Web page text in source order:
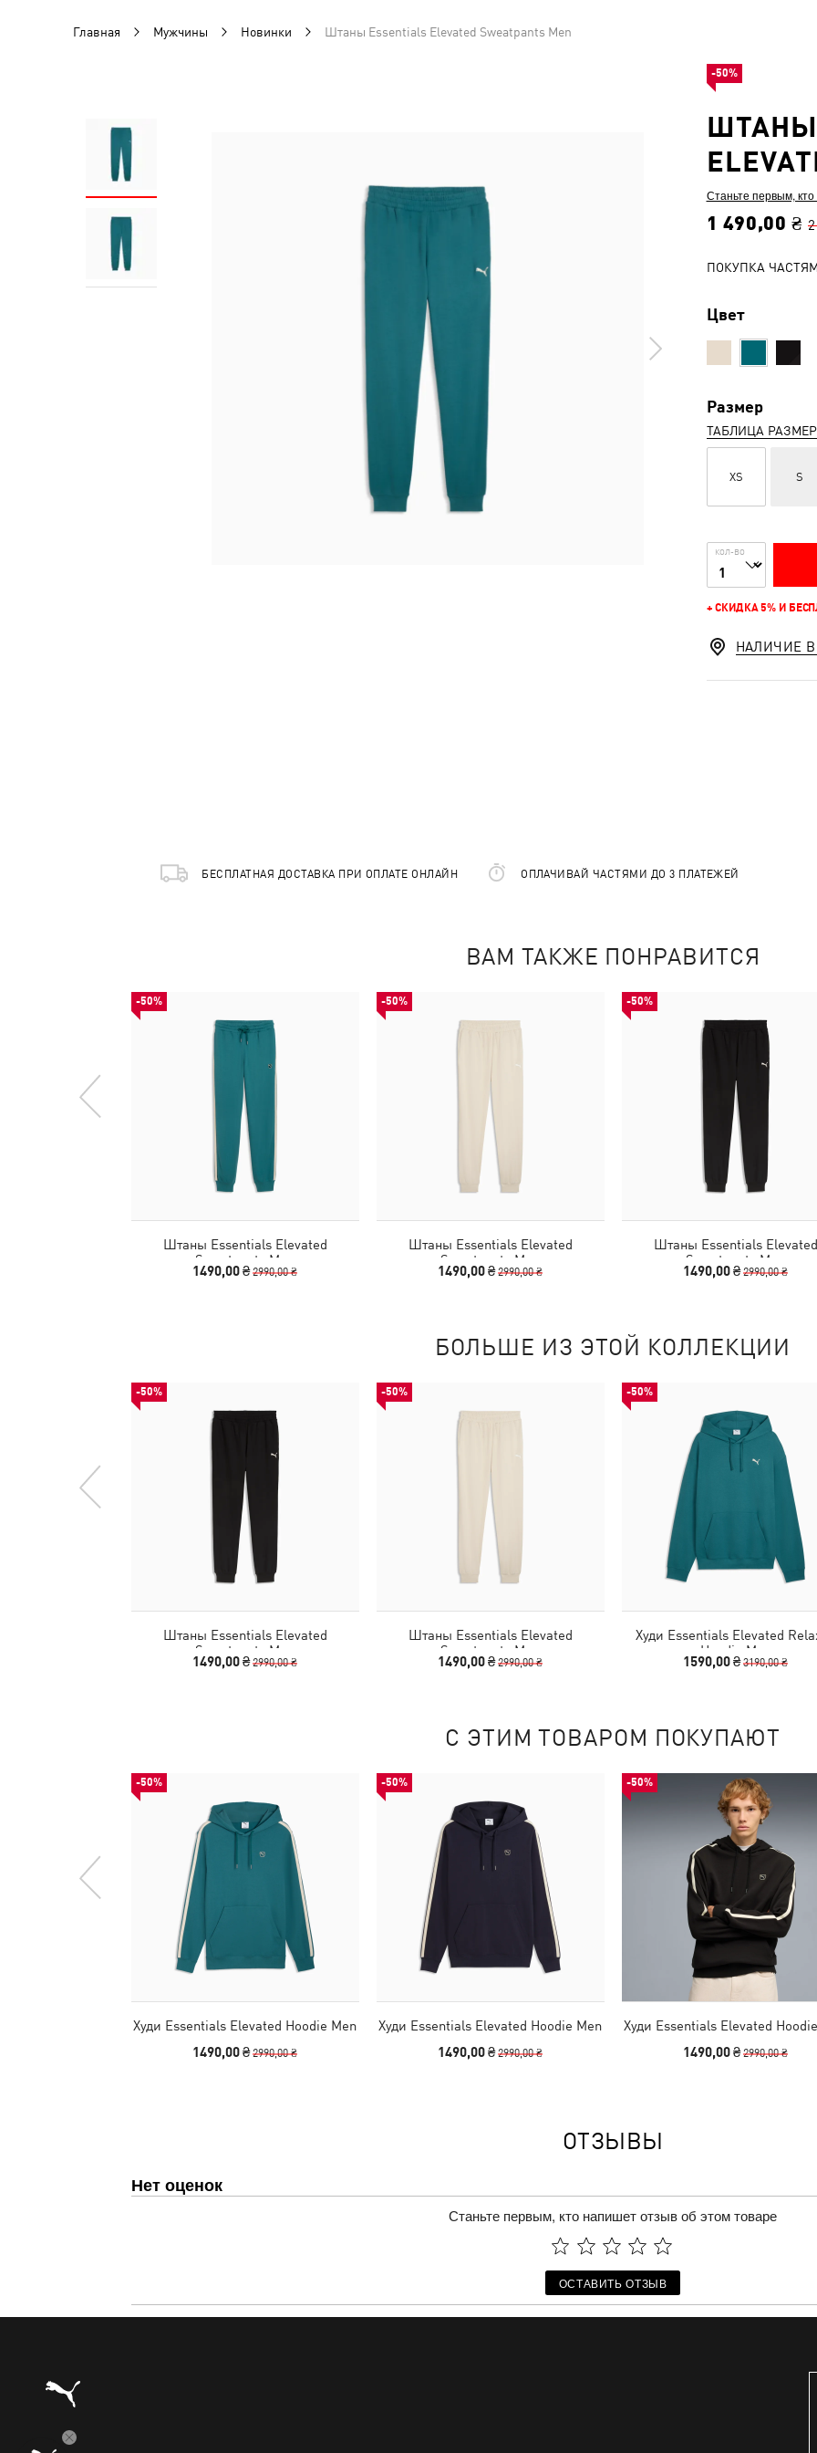
Главная Мужчины Новинки Штаны Essentials Elevated Sweatpants Men
ШТАНЫ
Станьте первым,
1 490,00 ₴
ПОКУПКА
Цвет
Размер
ТАБЛИЦА
XS S
КОЛ-ВО
+ СКИДКА 5% И
-50%
НАЛИЧИЕ
БЕСПЛАТНАЯ ДОСТАВКА ПРИ ОПЛАТЕ ОНЛАЙН ОПЛАЧИВАЙ ЧАСТЯМИ ДО 3 ПЛАТЕЖЕЙ
ВАМ ТАКЖЕ ПОНРАВИТСЯ
-50%
Штаны Essentials Elevated
Sweatpants Men
1490,00 ₴2990,00 ₴
-50%
Штаны Essentials Elevated
Sweatpants Men
1490,00 ₴2990,00 ₴
-50%
Штаны Essentials Elevated
Sweatpants Men
1490,00 ₴2990,00 ₴
БОЛЬШЕ ИЗ ЭТОЙ КОЛЛЕКЦИИ
-50%
Штаны Essentials Elevated
Sweatpants Men
1490,00 ₴2990,00 ₴
-50%
Штаны Essentials Elevated
Sweatpants Men
1490,00 ₴2990,00 ₴
-50%
Худи Essentials Elevated
Hoodie Men
1590,00 ₴3190,00 ₴
С ЭТИМ ТОВАРОМ ПОКУПАЮТ
-50%
Худи Essentials Elevated Hoodie Men
1490,00 ₴2990,00 ₴
-50%
Худи Essentials Elevated Hoodie Men
1490,00 ₴2990,00 ₴
-50%
Худи Essentials Elevated
1490,00 ₴2990,00 ₴
ОТЗЫВЫ
Нет оценок
Станьте первым, кто напишет отзыв об этом товаре
ОСТАВИТЬ ОТЗЫВ